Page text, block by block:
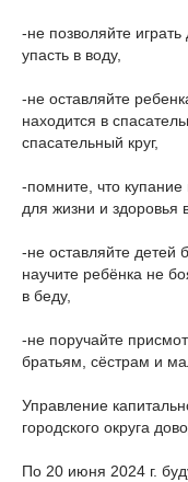
-не позволяйте
упасть в воду,
-не оставляйте
находится в
спасательный круг,
-помните, что
для жизни и здоровья
-не оставляйте детей
научите ребёнка не
в беду,
-не поручайте
братьям, сёстрам и
Управление
городского округа
По 20 июня 2024 г.